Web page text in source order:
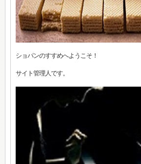
ショパンのすすめへようこそ！
サイト管理人です。